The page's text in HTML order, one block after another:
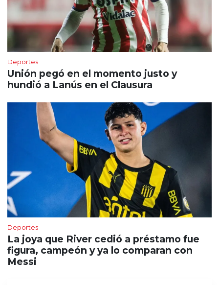
Deportes
Unión pegó en el momento justo y
hundió a Lanús en el Clausura
Deportes
La joya que River cedió a préstamo fue
figura, campeón y ya lo comparan con
Messi